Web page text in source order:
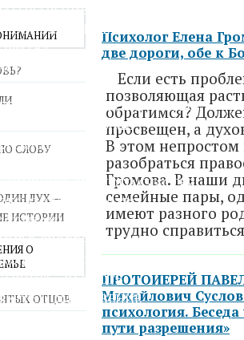
ЧТЕНИЕ
МОЛИТВА
И СТАРЧЕСТВО
СО СТРАСТЯМИ
В ДОМЕ
ПОЛНОТА ЗЕМНОГО СЧАСТЬЯ
СУПРУЖЕСТВО
В СКОРБЯХ
МОИ ПЕЧАЛИ
- РАДОСТЬ
ПОМИНОВЕНИЕ
СЛОВУ
ДУХ —
ИСТОРИИ
О
ОТЦОВ
Психолог Елена
две дороги, обе к
Если есть
позволяющая
обратимся?
просвещен, а
В этом
разобраться
Громова. В наши
семейные пары,
имеют разного
трудно справиться
ПРОТОИЕРЕЙ
Михайлович
психология.
пути разрешения»